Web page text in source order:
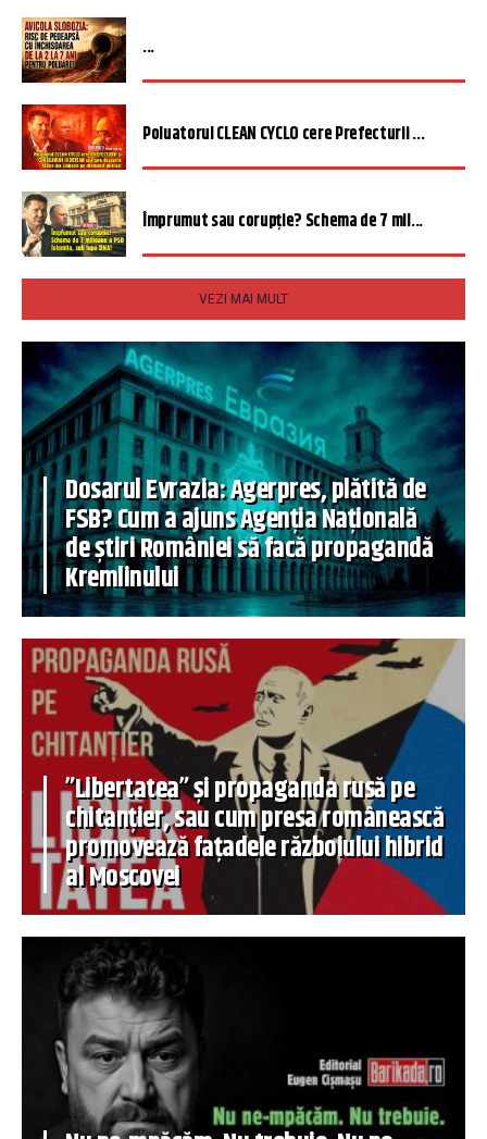
...
Poluatorul CLEAN CYCLO cere Prefecturii ...
Împrumut sau corupție? Schema de 7 mil...
VEZI MAI MULT
Dosarul Evrazia: Agerpres, plătită de
FSB? Cum a ajuns Agenția Națională
de știri României să facă propagandă
Kremlinului
”Libertatea” și propaganda rusă pe
chitanțier, sau cum presa românească
promovează fațadele războiului hibrid
al Moscovei